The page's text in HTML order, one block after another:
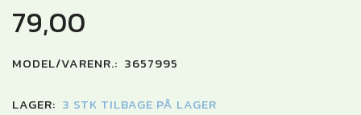
79,00
MODEL/VARENR.: 3657995
LAGER: 3 STK TILBAGE PÅ LAGER